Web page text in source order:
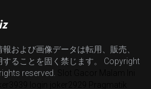
および画像データは転用、販売、
ることを固く禁じます。 Copyright
reserved.